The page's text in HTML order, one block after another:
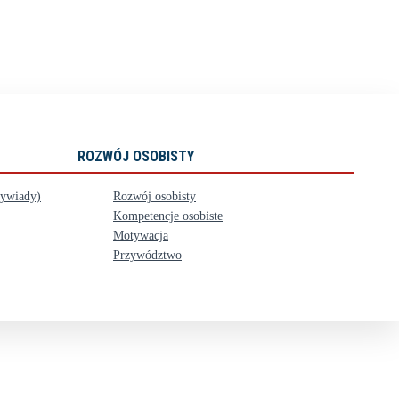
ROZWÓJ OSOBISTY
Rozwój osobisty
Kompetencje osobiste
Motywacja
Przywództwo